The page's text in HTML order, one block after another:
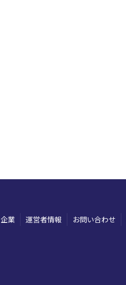
企業 運営者情報 お問い合わせ